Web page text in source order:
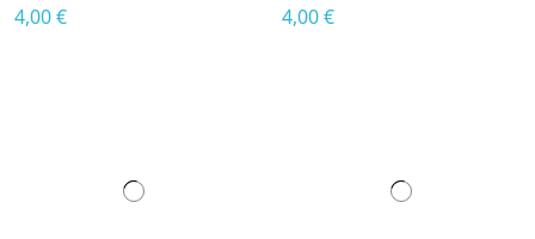
4,00 € 4,00 €